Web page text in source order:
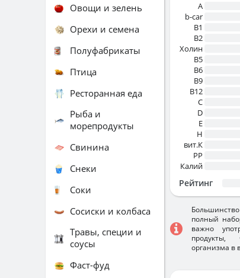
A
b-car
В1
B2
Холин
B5
B6
B9
B12
C
D
E
H
вит.К
PP
Калий
Рейтинг
полный
важно
продукты,
организма в
Овощи и зелень
Орехи и семена
Полуфабрикаты
Птица
Ресторанная еда
Рыба и
морепродукты
Свинина
Снеки
Соки
Сосиски и колбаса
Травы, специи и
соусы
Фаст-фуд